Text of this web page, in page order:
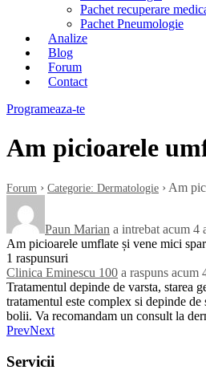
Pachet recuperare
Pachet Pneumologie
Analize
Blog
Forum
Contact
Programeaza-te
Am picioarele
Forum › Categorie: Dermatologie › Am
Paun Marian a intrebat acum 4
Am picioarele umflate și vene mici
1 raspunsuri
Clinica Eminescu 100 a raspuns acum
Tratamentul depinde de varsta, starea
tratamentul este complex si depinde
bolii. Va recomandam un consult la
PrevNext
Servicii